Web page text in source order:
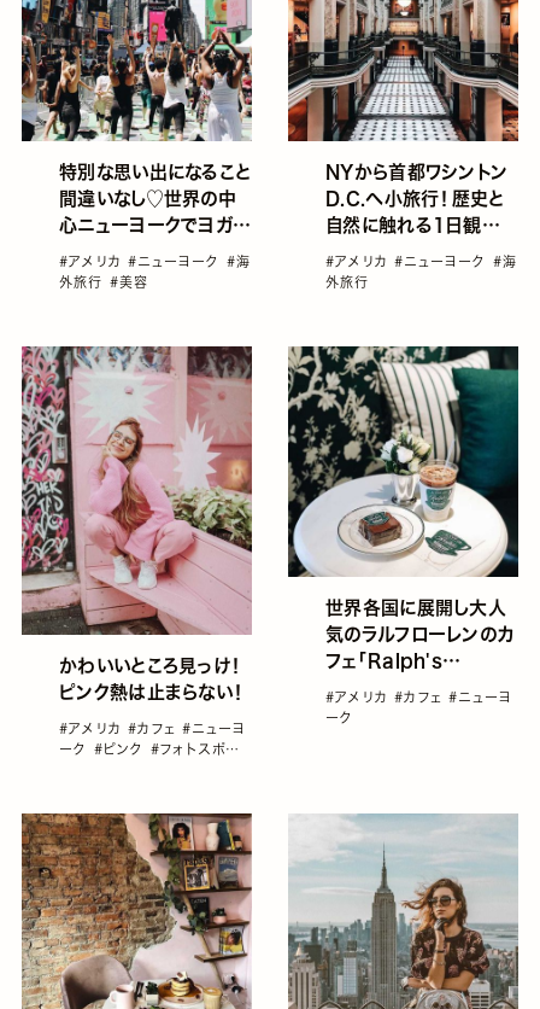
特別な思い出になること
間違いなし♡世界の中
心ニューヨークでヨガ体
験！
#アメリカ#ニューヨーク #海
外旅行 #美容
NYから首都ワシントン
D.C.へ小旅行！歴史と
自然に触れる1日観光プ
ラン編♡
#アメリカ#ニューヨーク #海
外旅行
かわいいところ見っけ！
ピンク熱は止まらない！
#アメリカ#カフェ#ニューヨ
ーク #ピンク #フォトスポット
世界各国に展開し大人
気のラルフローレンのカ
フェ「Ralph's
Coffee」が遂にニュー
ヨークに再オープン！
#アメリカ#カフェ#ニューヨ
ーク